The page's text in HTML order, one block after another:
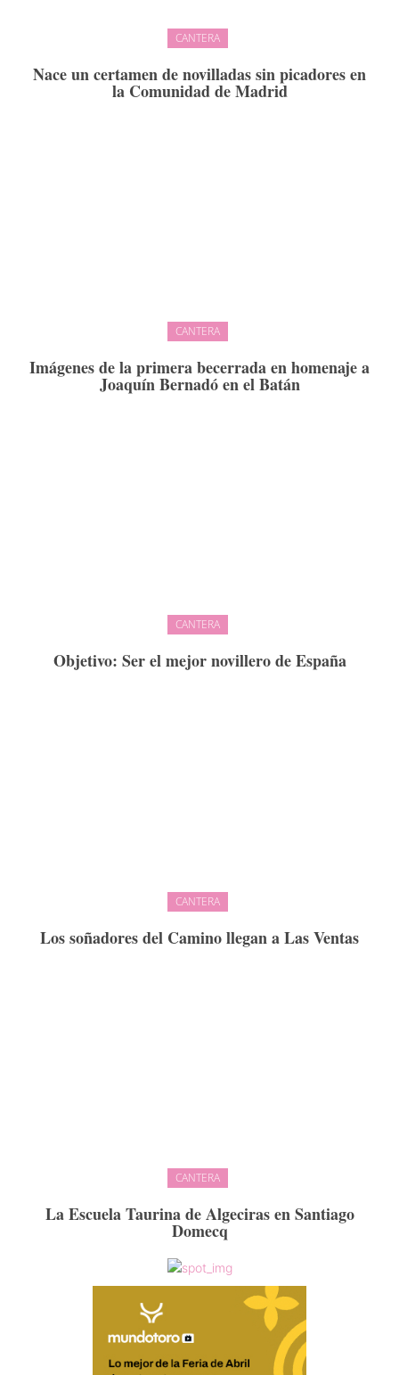
CANTERA
Nace un certamen de novilladas sin picadores en
la Comunidad de Madrid
CANTERA
Imágenes de la primera becerrada en homenaje a
Joaquín Bernadó en el Batán
CANTERA
Objetivo: Ser el mejor novillero de España
CANTERA
Los soñadores del Camino llegan a Las Ventas
CANTERA
La Escuela Taurina de Algeciras en Santiago
Domecq